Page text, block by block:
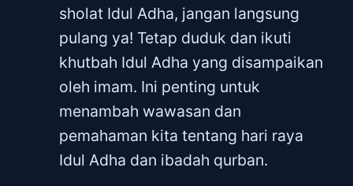
sholat Idul Adha, jangan langsung
pulang ya! Tetap duduk dan ikuti
khutbah Idul Adha yang disampaikan
oleh imam. Ini penting untuk
menambah wawasan dan
pemahaman kita tentang hari raya
Idul Adha dan ibadah qurban.